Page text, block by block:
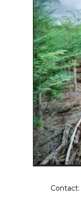
Contact: